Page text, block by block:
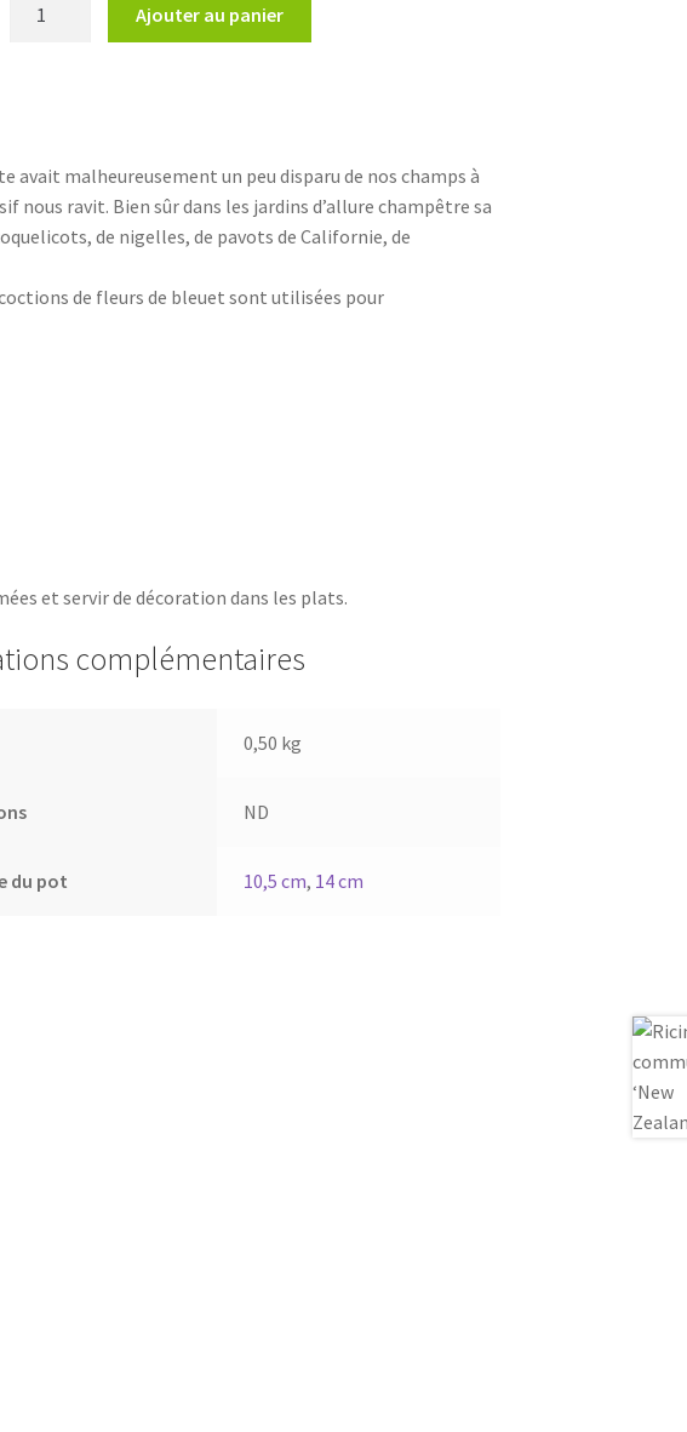
Ajouter au panier
avait malheureusement un peu disparu de nos champs à
nous ravit. Bien sûr dans les jardins d’allure champêtre sa
de nigelles, de pavots de Californie, de
de fleurs de bleuet sont utilisées pour
et servir de décoration dans les plats.
complémentaires
0,50 kg
ND
du pot 10,5 cm, 14 cm